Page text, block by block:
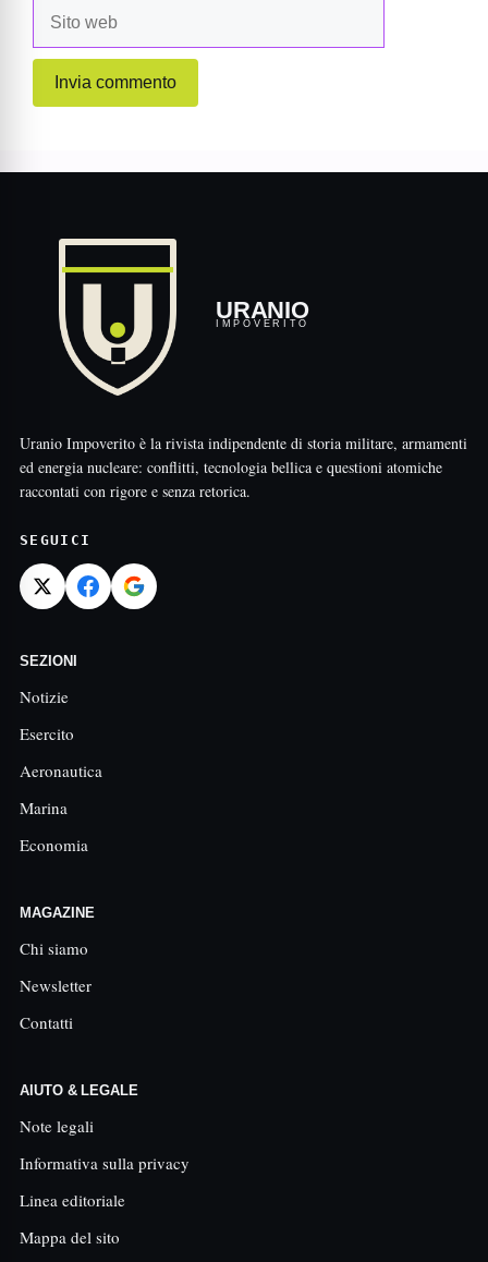
web
URANIO
IMPOVERITO
Uranio Impoverito è la rivista indipendente di storia militare, armamenti
ed energia nucleare: conflitti, tecnologia bellica e questioni atomiche
raccontati con rigore e senza retorica.
SEGUICI
SEZIONI
Notizie
Esercito
Aeronautica
Marina
Economia
MAGAZINE
Chi siamo
Newsletter
Contatti
AIUTO & LEGALE
Note legali
Informativa sulla privacy
Linea editoriale
Mappa del sito